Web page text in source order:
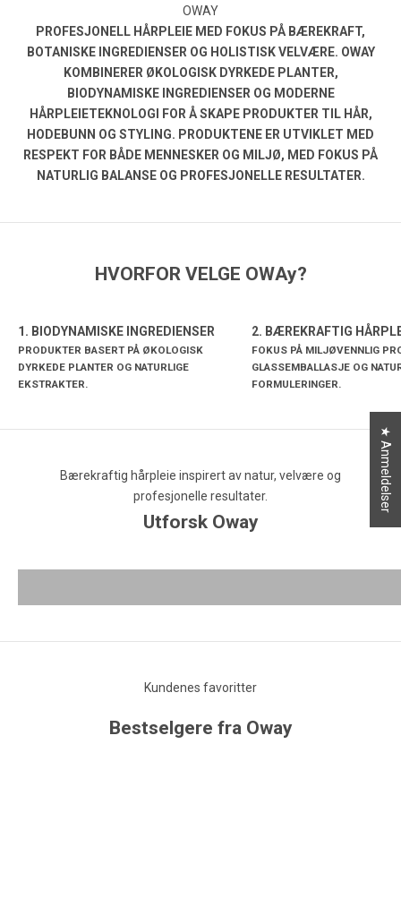
OWAY
PROFESJONELL HÅRPLEIE MED FOKUS PÅ BÆREKRAFT,
BOTANISKE INGREDIENSER OG HOLISTISK VELVÆRE. OWAY
KOMBINERER ØKOLOGISK DYRKEDE PLANTER,
BIODYNAMISKE INGREDIENSER OG MODERNE
HÅRPLEIETEKNOLOGI FOR Å SKAPE PRODUKTER TIL HÅR,
HODEBUNN OG STYLING. PRODUKTENE ER UTVIKLET MED
RESPEKT FOR BÅDE MENNESKER OG MILJØ, MED FOKUS PÅ
NATURLIG BALANSE OG PROFESJONELLE RESULTATER.
HVORFOR VELGE OWAy?
1. BIODYNAMISKE INGREDIENSER
PRODUKTER BASERT PÅ ØKOLOGISK
DYRKEDE PLANTER OG NATURLIGE
EKSTRAKTER.
2. BÆREKRAFTIG
FOKUS PÅ MILJØVENNLIG
GLASSEMBALLASJE OG
FORMULERINGER.
Bærekraftig hårpleie inspirert av natur, velvære og
profesjonelle resultater.
Utforsk Oway
Sjampo og rens utviklet for ulike hårtyper og behov.
Kundenes favoritter
Bestselgere fra Oway
★ Anmeldelser